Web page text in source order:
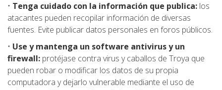
• Tenga cuidado con la información que publica: los
atacantes pueden recopilar información de diversas
fuentes. Evite publicar datos personales en foros públicos.
• Use y mantenga un software antivirus y un
firewall: protéjase contra virus y caballos de Troya que
pueden robar o modificar los datos de su propia
computadora y dejarlo vulnerable mediante el uso de